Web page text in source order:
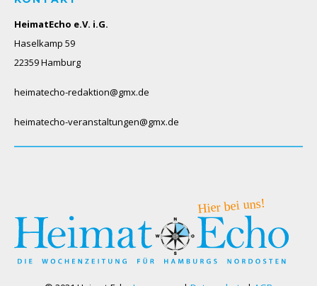
HeimatEcho e.V. i.G.
Haselkamp 59
22359 Hamburg
heimatecho-redaktion@gmx.de
heimatecho-veranstaltungen@gmx.de